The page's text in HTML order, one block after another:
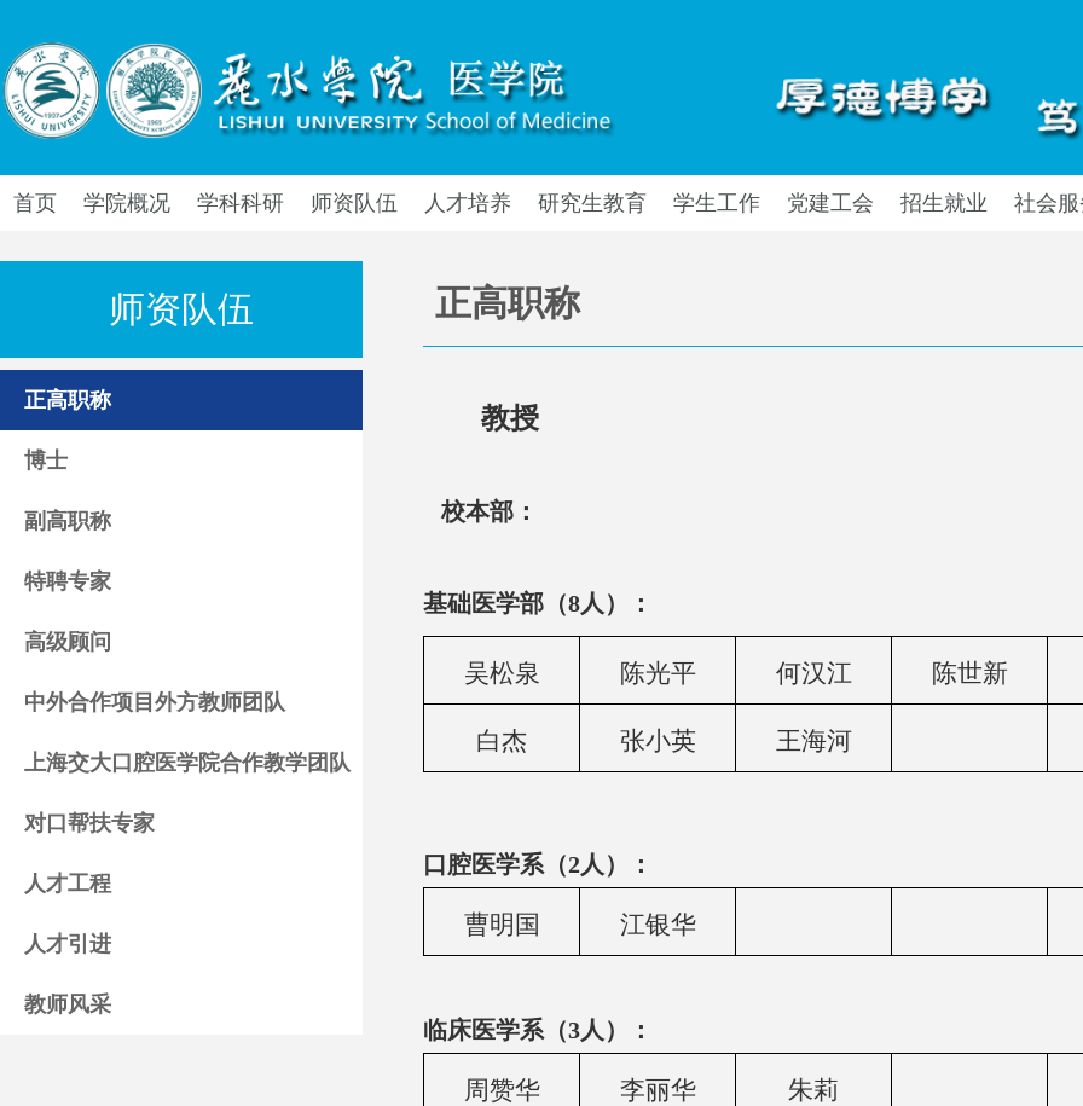
首页 学院概况 学科科研 师资队伍 人才培养 研究生教育 学生工作 党建工会 招生就业 社会
师资队伍
正高职称
博士
副高职称
特聘专家
高级顾问
中外合作项目外方教师团队
上海交大口腔医学院合作教学团队
对口帮扶专家
人才工程
人才引进
教师风采
正高职称
教授
校本部：
基础医学部（8人）：
吴松泉 陈光平 何汉江 陈世新
白杰 张小英 王海河
口腔医学系（2人）：
曹明国 江银华
临床医学系（3人）：
周赞华 李丽华 朱莉